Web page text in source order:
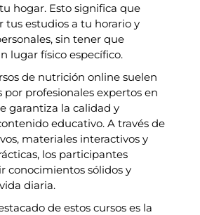
hogar. Esto significa que
tus estudios a tu horario y
sin tener que
lugar físico específico.
de nutrición online suelen
por profesionales expertos en
garantiza la calidad y
educativo. A través de
materiales interactivos y
los participantes
conocimientos sólidos y
diaria.
de estos cursos es la